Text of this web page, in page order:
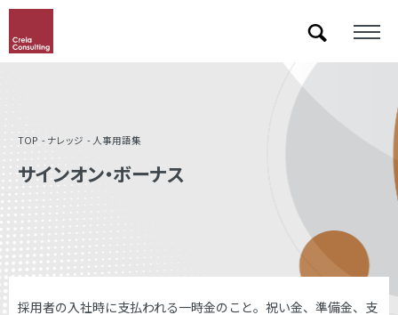
「&」などの記号を含むキーワードで検索した際に検索結果が正しく表示されない場合があります。
その場合は記号に続いて半角スペースを挿入して検索し直してください。
TOP ナレッジ 人事用語集
サインオン・ボーナス
採用者の入社時に支払われる一時金のこと。祝い金、準備金、支